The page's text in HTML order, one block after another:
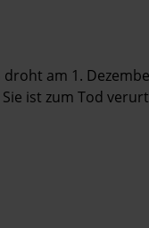
am 1.
ist zum Tod